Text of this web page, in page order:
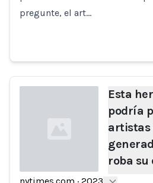
pregunte, el art…
Esta
podría
artistas
roba su